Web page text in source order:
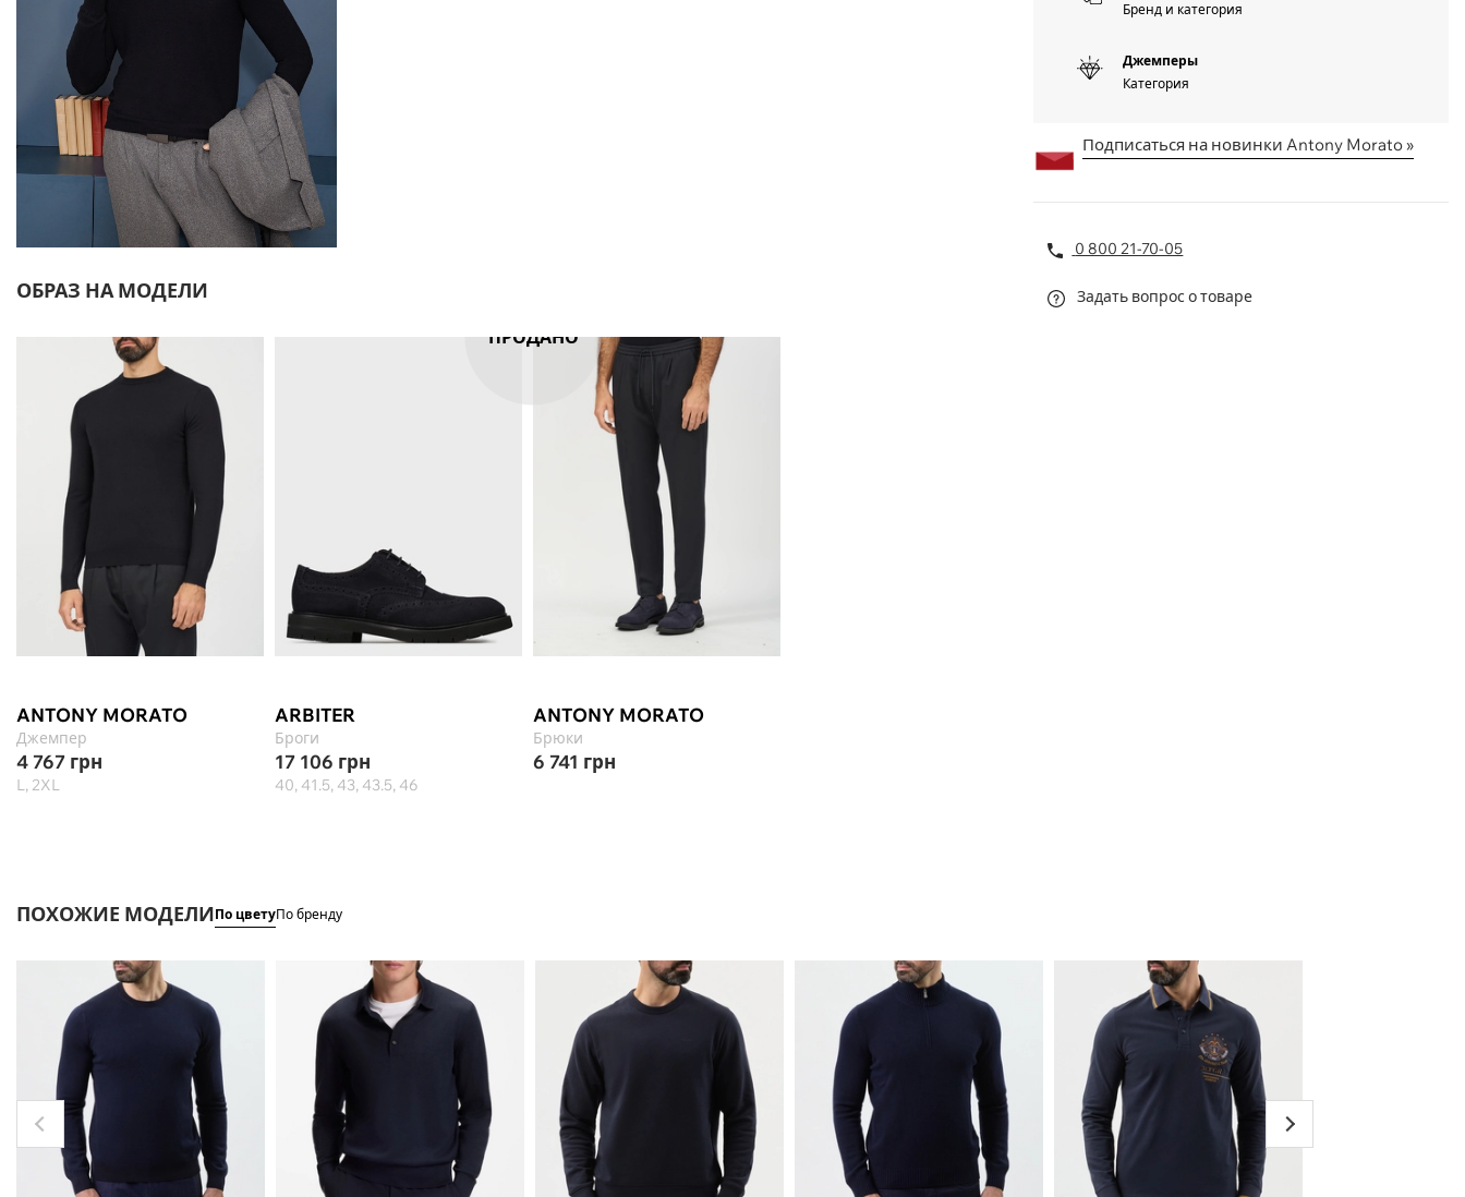
ОБРАЗ НА МОДЕЛИ
ANTONY MORATO
Джемпер
4 767 грн
L, 2XL
ARBITER
Броги
17 106 грн
40, 41.5, 43, 43.5, 46
ПРОДАНО
ANTONY MORATO
Брюки
6 741 грн
Бренд и категория
Джемперы
Категория
Подписаться на новинки Antony Morato »
0 800 21-70-05
Задать вопрос о товаре
ПОХОЖИЕ МОДЕЛИПо цветуПо бренду